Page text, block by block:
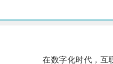
在数字化时代，互联